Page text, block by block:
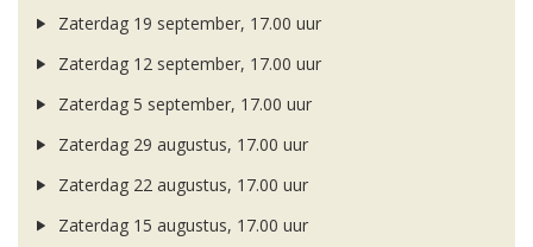
Zaterdag 19 september, 17.00 uur
Zaterdag 12 september, 17.00 uur
Zaterdag 5 september, 17.00 uur
Zaterdag 29 augustus, 17.00 uur
Zaterdag 22 augustus, 17.00 uur
Zaterdag 15 augustus, 17.00 uur